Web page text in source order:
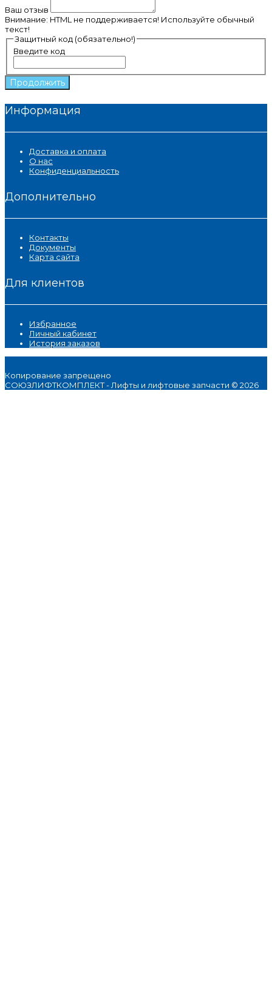
Ваш отзыв
Внимание: HTML не поддерживается! Используйте обычный
текст!
Защитный код (обязательно!)
Введите код
Продолжить
Информация
Доставка и оплата
О нас
Конфиденциальность
Дополнительно
Контакты
Документы
Карта сайта
Для клиентов
Избранное
Личный кабинет
История заказов
Копирование запрещено
СОЮЗЛИФТКОМПЛЕКТ - Лифты и лифтовые запчасти © 2026